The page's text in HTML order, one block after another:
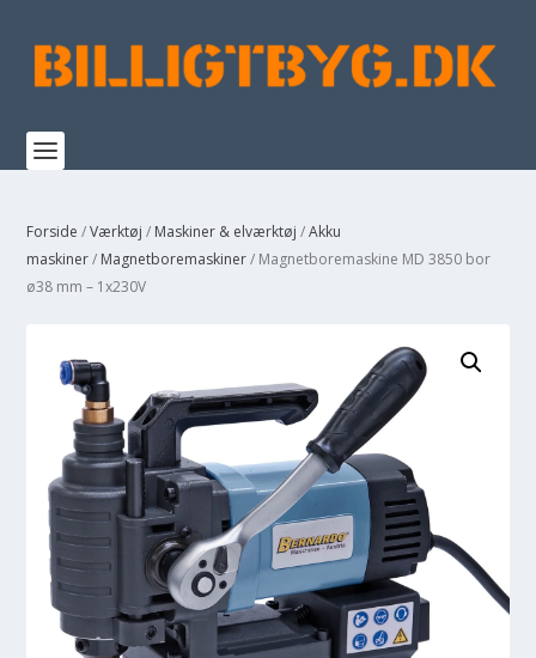
Forside /Værktøj / Maskiner & elværktøj /Akku
maskiner/ Magnetboremaskiner/ Magnetboremaskine MD 3850 bor
ø38 mm – 1x230V